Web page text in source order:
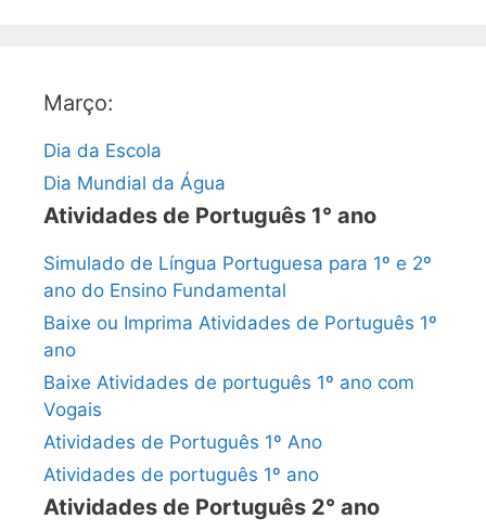
Março:
Dia da Escola
Dia Mundial da Água
Atividades de Português 1° ano
Simulado de Língua Portuguesa para 1º e 2º
ano do Ensino Fundamental
Baixe ou Imprima Atividades de Português 1º
ano
Baixe Atividades de português 1º ano com
Vogais
Atividades de Português 1º Ano
Atividades de português 1º ano
Atividades de Português 2° ano